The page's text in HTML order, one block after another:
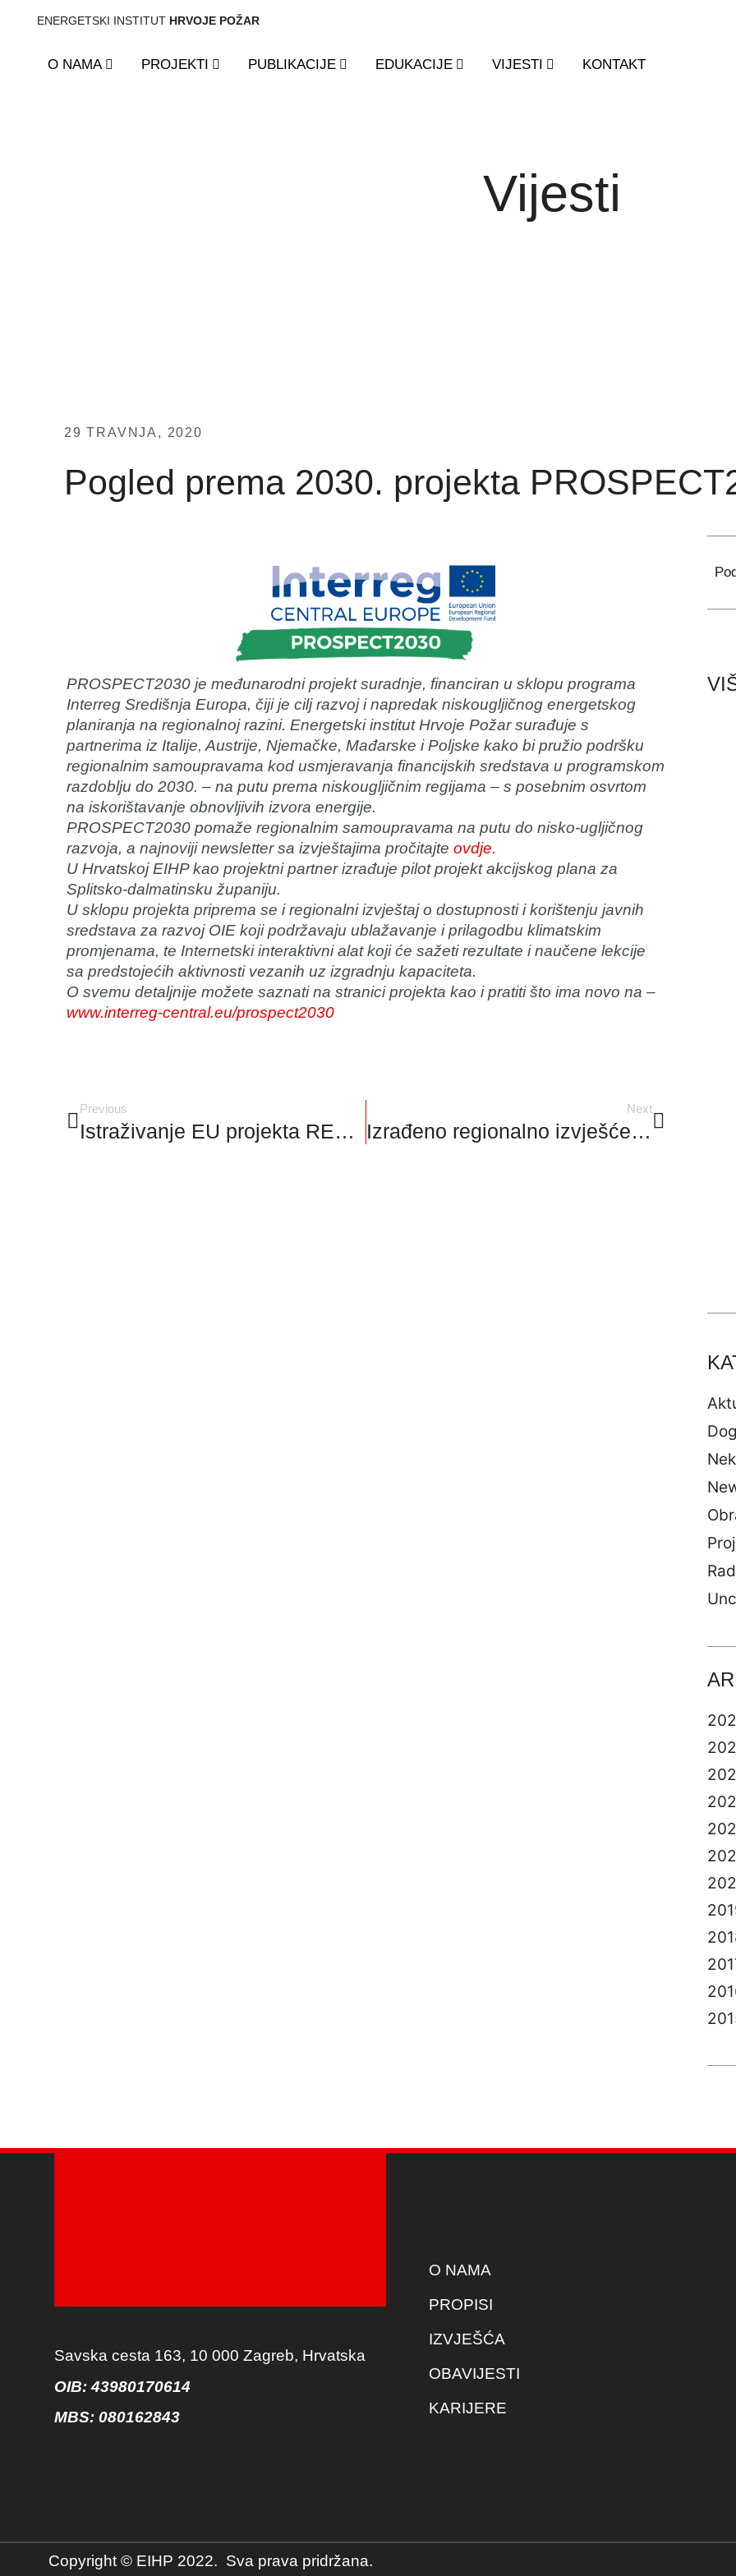
ENERGETSKI INSTITUT HRVOJE POŽAR
O NAMA PROJEKTI PUBLIKACIJE EDUKACIJE VIJESTI KONTAKT
Vijesti
29 TRAVNJA, 2020
Pogled prema 2030. projekta
PROSPECT2030 je međunarodni projekt suradnje, financiran u sklopu programa
Interreg Središnja Europa, čiji je cilj razvoj i napredak niskougljičnog energetskog
planiranja na regionalnoj razini. Energetski institut Hrvoje Požar surađuje s
partnerima iz Italije, Austrije, Njemačke, Mađarske i Poljske kako bi pružio podršku
regionalnim samoupravama kod usmjeravanja financijskih sredstava u programskom
razdoblju do 2030. – na putu prema niskougljičnim regijama – s posebnim osvrtom
na iskorištavanje obnovljivih izvora energije.
PROSPECT2030 pomaže regionalnim samoupravama na putu do nisko-ugljičnog
razvoja, a najnoviji newsletter sa izvještajima pročitajte ovdje.
U Hrvatskoj EIHP kao projektni partner izrađuje pilot projekt akcijskog plana za
Splitsko-dalmatinsku županiju.
U sklopu projekta priprema se i regionalni izvještaj o dostupnosti i korištenju javnih
sredstava za razvoj OIE koji podržavaju ublažavanje i prilagodbu klimatskim
promjenama, te Internetski interaktivni alat koji će sažeti rezultate i naučene lekcije
sa predstojećih aktivnosti vezanih uz izgradnju kapaciteta.
O svemu detaljnije možete saznati na stranici projekta kao i pratiti što ima novo na –
www.interreg-central.eu/prospect2030
Previous
Istraživanje EU projekta RESPONSe o percepciji utjecaja klimatskih promjena u dolini rijeke Neretve, gradovima Šibenik i Cres
Next
Izrađeno regionalno izvješće o financiranju nisko-ugljičnih investicija za Splitsko-dalmatinsku županiju
Savska cesta 163, 10 000 Zagreb, Hrvatska
OIB: 43980170614
MBS: 080162843
O NAMA
PROPISI
IZVJEŠĆA
OBAVIJESTI
KARIJERE
Copyright © EIHP 2022. Sva prava pridržana.